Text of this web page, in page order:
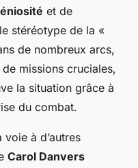
et de
stéréotype de la «
de nombreux arcs,
missions cruciales,
la situation grâce à
du combat.
à d’autres
Carol Danvers